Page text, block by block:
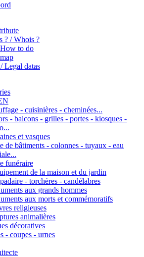
? / Whois ?
to do
Legal datas
- cuisinières - cheminées...
- balcons - grilles - portes - kiosques -
et vasques
de bâtiments - colonnes - tuyaux - eau
funéraire
de la maison et du jardin
- torchères - candélabres
aux grands hommes
aux morts et commémoratifs
religieuses
animalières
décoratives
- coupes - urnes